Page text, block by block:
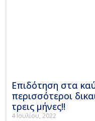
Επιδότηση στα
περισσότεροι
τρεις μήνες!!
4 Ιουλίου, 2022